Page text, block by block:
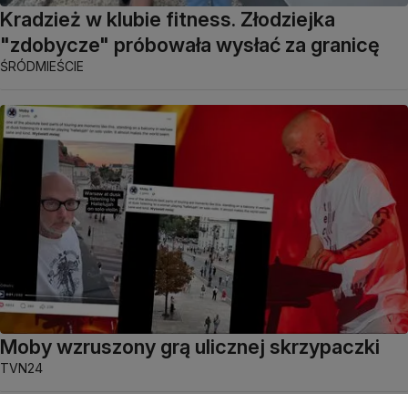
Kradzież w klubie fitness. Złodziejka
"zdobycze" próbowała wysłać za granicę
ŚRÓDMIEŚCIE
Moby wzruszony grą ulicznej skrzypaczki
TVN24